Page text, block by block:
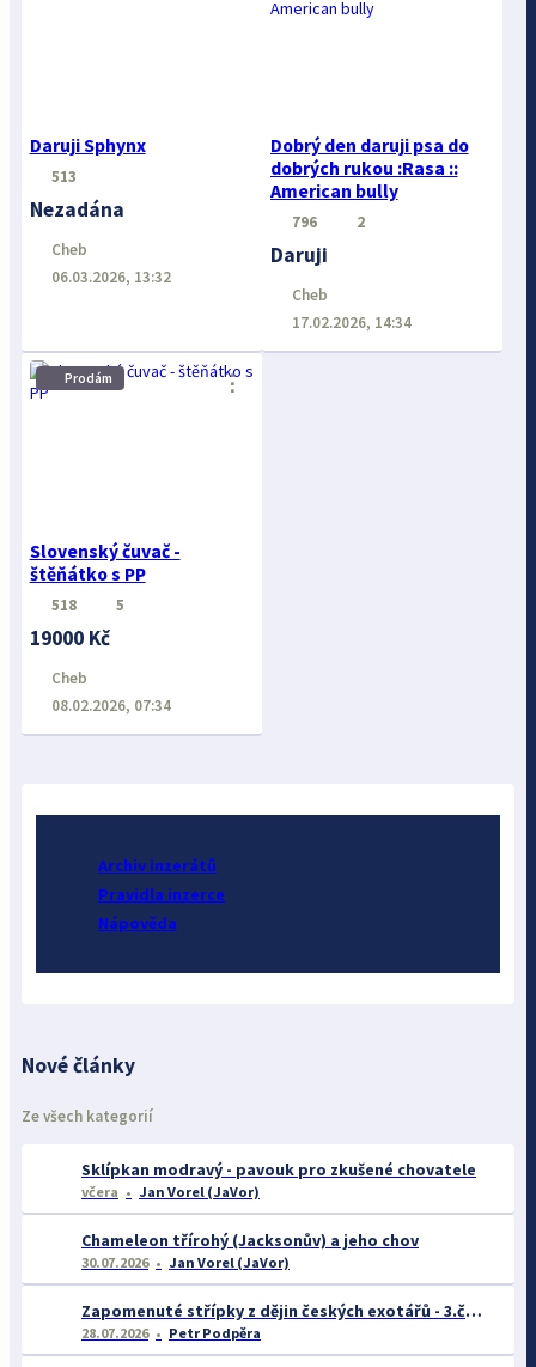
Daruji Sphynx
513
Nezadána
Cheb
06.03.2026, 13:32
Dobrý den daruji psa do
dobrých rukou :Rasa ::
American bully
796 2
Daruji
Cheb
17.02.2026, 14:34
Prodám
Slovenský čuvač -
štěňátko s PP
⋮
518 5
19000 Kč
Cheb
08.02.2026, 07:34
Archiv inzerátů
Pravidla inzerce
Nápověda
Nové články
Ze všech kategorií
Sklípkan modravý - pavouk pro zkušené chovatele
včera Jan Vorel (JaVor)
Chameleon třírohý (Jacksonův) a jeho chov
30.07.2026 Jan Vorel (JaVor)
Zapomenuté střípky z dějin českých exotářů - 3.část
28.07.2026 Petr Podpěra